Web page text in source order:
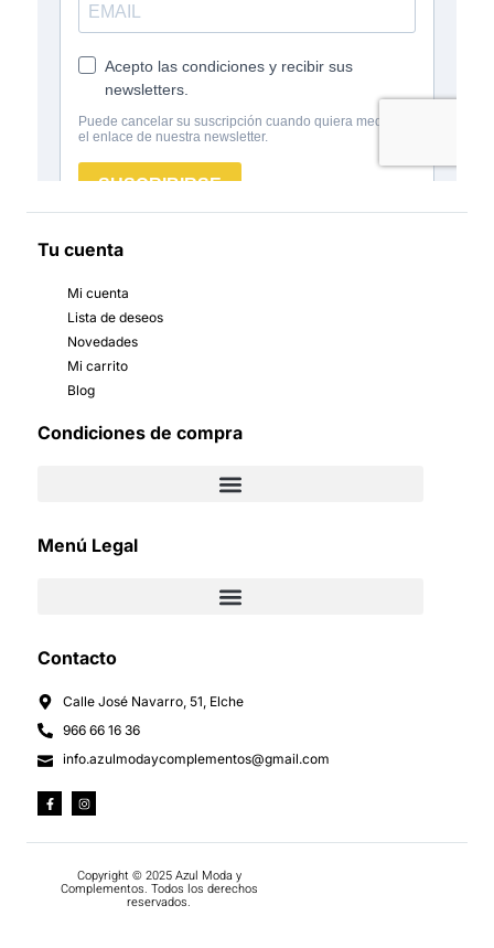
Tu cuenta
Mi cuenta
Lista de deseos
Novedades
Mi carrito
Blog
Condiciones de compra
Menú Legal
Contacto
Calle José Navarro, 51, Elche
966 66 16 36
info.azulmodaycomplementos@gmail.com
Copyright © 2025 Azul Moda y
Complementos. Todos los derechos
reservados.